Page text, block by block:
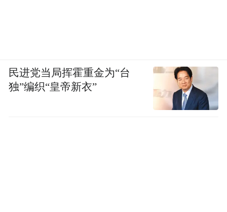
民进党当局挥霍重金为“台
独”编织“皇帝新衣”